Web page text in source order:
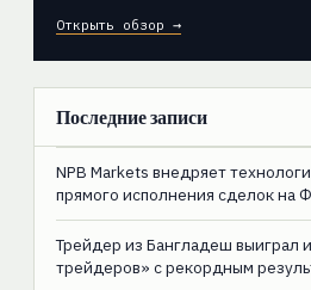
Открыть обзор →
Последние записи
NPB Markets внедряет
прямого исполнения сделок на
Трейдер из Бангладеш выиграл
трейдеров» с рекордным